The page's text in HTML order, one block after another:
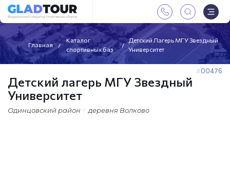
Главная
Каталог
спортивных баз
Детский Лагерь МГУ Звездный
Университет
00476
Детский лагерь МГУ Звездный
Университет
Одинцовский район деревня Волково